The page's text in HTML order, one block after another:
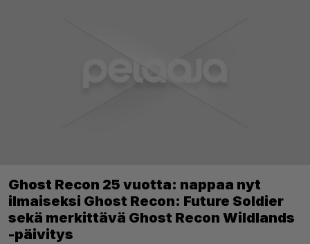
Ghost Recon 25 vuotta: nappaa nyt
ilmaiseksi Ghost Recon: Future Soldier
sekä merkittävä Ghost Recon Wildlands
-päivitys